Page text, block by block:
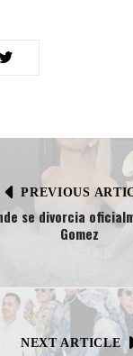
PREVIOUS
se divorcia
Gomez
NEXT ARTICLE